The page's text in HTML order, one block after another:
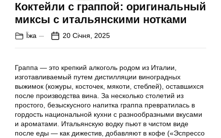
Коктейли с граппой: оригинальный
миксы с итальянскими нотками
Їжа 20 Січня, 2025
Граппа — это крепкий алкоголь родом из Италии,
изготавливаемый путем дистилляции виноградных
выжимок (кожуры, косточек, мякоти, стеблей), оставшихся
после производства вина. За несколько столетий из
простого, безыскусного напитка граппа превратилась в
гордость национальной кухни с разнообразными вкусами
и ароматами. Итальянскую водку пьют в чистом виде
после еды — как дижестив, добавляют в кофе («Эспрессо